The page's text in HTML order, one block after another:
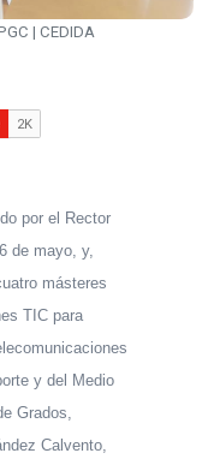
| CEDIDA
por el Rector
de mayo, y,
másteres
TIC para
y del Medio
Grados,
Calvento,